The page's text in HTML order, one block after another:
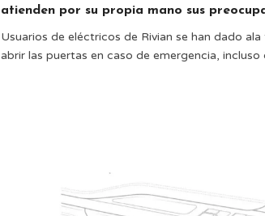
atienden por su propia mano sus
Usuarios de eléctricos de Rivian se han dado
abrir las puertas en caso de emergencia,